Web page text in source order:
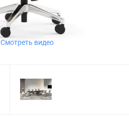
Смотреть видео